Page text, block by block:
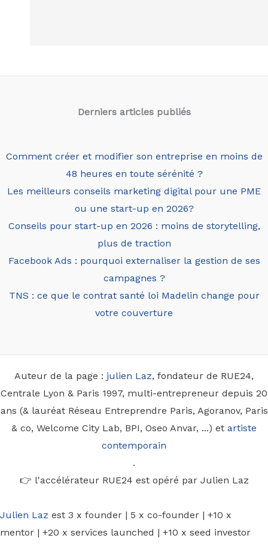
Derniers articles publiés
Comment créer et modifier son entreprise en moins de
48 heures en toute sérénité ?
Les meilleurs conseils marketing digital pour une PME
ou une start-up en 2026?
Conseils pour start-up en 2026 : moins de storytelling,
plus de traction
Facebook Ads : pourquoi externaliser la gestion de ses
campagnes ?
TNS : ce que le contrat santé loi Madelin change pour
votre couverture
Auteur de la page : julien Laz, fondateur de RUE24,
Centrale Lyon & Paris 1997, multi-entrepreneur depuis 20
ans (& lauréat Réseau Entreprendre Paris, Agoranov, Paris
& co, Welcome City Lab, BPI, Oseo Anvar, ...) et artiste
contemporain
.
👉 l'accélérateur RUE24 est opéré par Julien Laz
Julien Laz est 3 x founder | 5 x co-founder | +10 x
mentor | +20 x services launched | +10 x seed investor